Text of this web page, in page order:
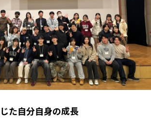
た自分自身の成長